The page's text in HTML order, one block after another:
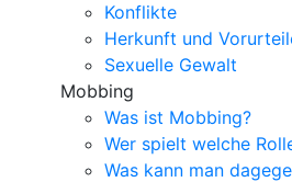
Konflikte
Herkunft und
Sexuelle Gewalt
Mobbing
Was ist Mobbing?
Wer spielt welche
Was kann man